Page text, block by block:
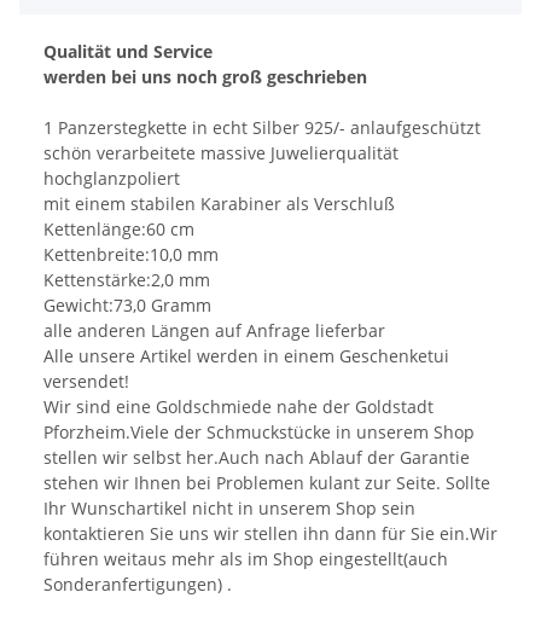
Qualität und Service
werden bei uns noch groß geschrieben
1 Panzerstegkette in echt Silber 925/- anlaufgeschützt
schön verarbeitete massive Juwelierqualität
hochglanzpoliert
mit einem stabilen Karabiner als Verschluß
Kettenlänge:60 cm
Kettenbreite:10,0 mm
Kettenstärke:2,0 mm
Gewicht:73,0 Gramm
alle anderen Längen auf Anfrage lieferbar
Alle unsere Artikel werden in einem Geschenketui
versendet!
Wir sind eine Goldschmiede nahe der Goldstadt
Pforzheim.Viele der Schmuckstücke in unserem Shop
stellen wir selbst her.Auch nach Ablauf der Garantie
stehen wir Ihnen bei Problemen kulant zur Seite. Sollte
Ihr Wunschartikel nicht in unserem Shop sein
kontaktieren Sie uns wir stellen ihn dann für Sie ein.Wir
führen weitaus mehr als im Shop eingestellt(auch
Sonderanfertigungen) .